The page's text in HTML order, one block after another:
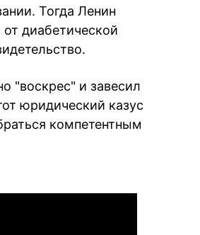
Тогда Ленин
диабетической
"воскрес" и завесил
юридический казус
компетентным